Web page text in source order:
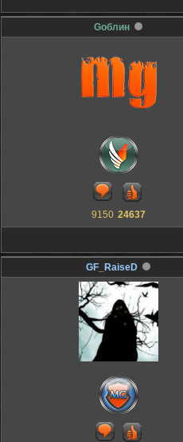
Gоблин
9150 24637
GF_RaiseD